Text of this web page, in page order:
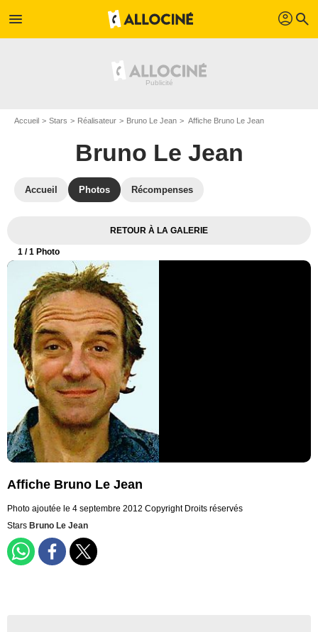
menu profil search
Accueil Stars Réalisateur Bruno Le Jean Affiche Bruno Le Jean
Bruno Le Jean
Accueil Photos Récompenses
RETOUR À LA GALERIE
1 / 1 Photo
Affiche Bruno Le Jean
Photo ajoutée le 4 septembre 2012 Copyright Droits réservés
Stars Bruno Le Jean